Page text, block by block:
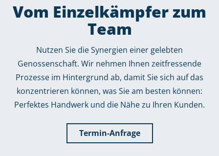
Vom Einzelkämpfer zum
Team
Nutzen Sie die Synergien einer gelebten
Genossenschaft. Wir nehmen Ihnen zeitfressende
Prozesse im Hintergrund ab, damit Sie sich auf das
konzentrieren können, was Sie am besten können:
Perfektes Handwerk und die Nähe zu Ihren Kunden.
Termin-Anfrage